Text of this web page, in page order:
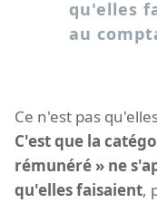
qu'elles
au
Ce n'est pas
C'est que la
rémunéré » ne
qu'elles faisaient,